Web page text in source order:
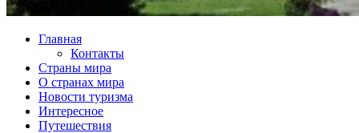
Туристические новости
Главная
Контакты
Страны мира
О странах мира
Новости туризма
Интересное
Путешествия